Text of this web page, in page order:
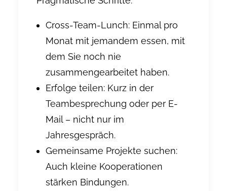
Cross-Team-Lunch: Einmal pro
Monat mit jemandem essen, mit
dem Sie noch nie
zusammengearbeitet haben.
Erfolge teilen: Kurz in der
Teambesprechung oder per E-
Mail – nicht nur im
Jahresgespräch.
Gemeinsame Projekte suchen:
Auch kleine Kooperationen
stärken Bindungen.